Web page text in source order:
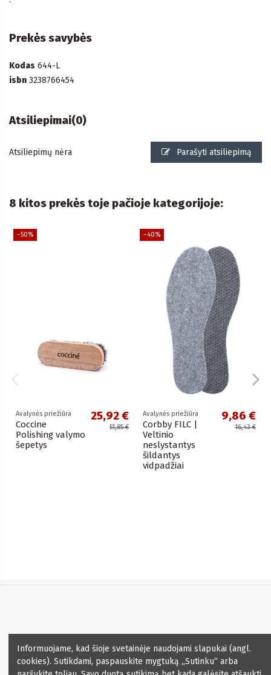
Prekės savybės
Kodas 644-L
isbn 3238766454
Atsiliepimai(0)
Atsiliepimų nėra Parašyti atsiliepimą
8 kitos prekės toje pačioje kategorijoje:
−50%
Avalynės priežiūra
Coccine
Polishing valymo
šepetys
25,92 €
51,85 €
−40%
Avalynės priežiūra
Corbby FILC |
Veltinio
neslystantys
šildantys
vidpadžiai
9,86 €
16,43 €
Kontaktai
Informuojame, kad šioje svetainėje naudojami slapukai (angl.
cookies). Sutikdami, paspauskite mygtuką „Sutinku“ arba